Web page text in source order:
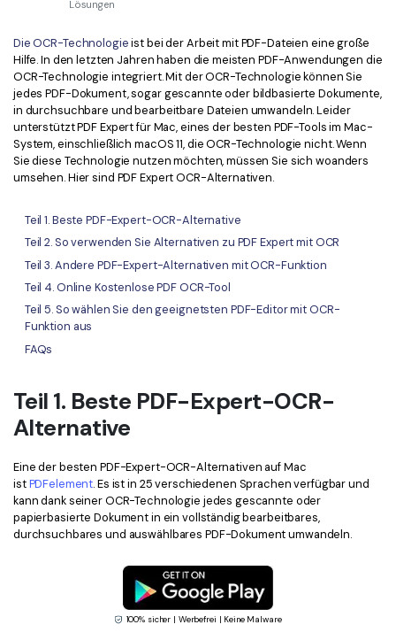
PDF OCR
PDF-Daten extrahieren
PDF freigeben
eSign PDFs rechtmäßig Neu
Branchen
Bildung
IT-Dienstleistung
Rechtliches
Gesundheitswesen
Finanzen
Regierung
Freiberufler
Alle PDF-Funktionen
Kontakt zum Support
Was ist NEU
Benutzerhandbuch
PDFelement für Windows
PDFelement für Mac
PDFelement für iOS
PDFelement für Android
Mehr erfahren
Sehen Sie, was unsere Nutzer sagen.
Kostenlose PDF-Vorlagen
Bearbeiten, Drucken und Anpassen von kostenlosen Vorlagen.
PDF-Wissen
PDF-bezogene Informationen, die Sie benötigen.
Laden Sie die leistungsstärksten und einfachsten PDF-Tools
Lösungen
Die OCR-Technologieist bei der Arbeit mit PDF-Dateien eine große
Hilfe. In den letzten Jahren haben die meisten PDF-Anwendungen die
OCR-Technologie integriert. Mit der OCR-Technologie können Sie
jedes PDF-Dokument, sogar gescannte oder bildbasierte Dokumente,
in durchsuchbare und bearbeitbare Dateien umwandeln. Leider
unterstützt PDF Expert für Mac, eines der besten PDF-Tools im Mac-
System, einschließlich macOS 11, die OCR-Technologie nicht. Wenn
Sie diese Technologie nutzen möchten, müssen Sie sich woanders
umsehen. Hier sind PDF Expert OCR-Alternativen.
Teil 1. Beste PDF-Expert-OCR-Alternative
Teil 2. So verwenden Sie Alternativen zu PDF Expert mit OCR
Teil 3. Andere PDF-Expert-Alternativen mit OCR-Funktion
Teil 4. Online Kostenlose PDF OCR-Tool
Teil 5. So wählen Sie den geeignetsten PDF-Editor mit OCR-
Funktion aus
FAQs
Teil 1. Beste PDF-Expert-OCR-
Alternative
Eine der besten PDF-Expert-OCR-Alternativen auf Mac
istPDFelement. Es ist in 25 verschiedenen Sprachen verfügbar und
kann dank seiner OCR-Technologie jedes gescannte oder
papierbasierte Dokument in ein vollständig bearbeitbares,
durchsuchbares und auswählbares PDF-Dokument umwandeln.
100% sicher | Werbefrei | Keine Malware